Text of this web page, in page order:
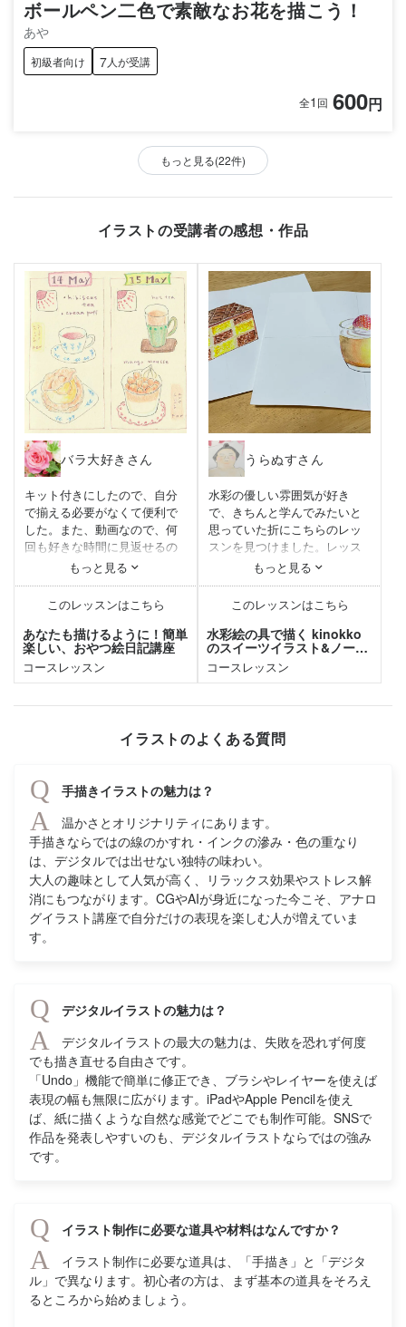
ボールペン二色で素敵なお花を描こう！
あや
初級者向け 7人が受講
全1 回 600円
もっと見る(22件)
イラストの受講者の感想・作品
バラ大好きさん
キット付きにしたので、自分
で揃える必要がなくて便利で
した。また、動画なので、何
回も好きな時間に見返せるの
がよかったです。
で、先生が直接絵をかいてい
るところを見れてうれしかっ
たです。困っていることをメ
ッセージで送ると、2日後ぐら
いにまでには返信があるの
で、すぐにアドバイスをいた
だけて、助かりました。一番
と直接メッセージのやりとり
もっと見る
このレッスンはこちら
あなたも描けるように！簡単
楽しい、おやつ絵日記講座
コースレッスン
うらぬすさん
水彩の優しい雰囲気が好き
で、きちんと学んでみたいと
思っていた折にこちらのレッ
スンを見つけました。レッス
ン動画もとても丁寧な解説
方から始めて頂きとても助か
りました。イラストの見本を
拝見して、こんな絵が描けた
ら素敵だなと思いつつ、細か
い絵が水彩で描けるのだろう
かと思っておりましたが、解
説通りに描いて完成させるこ
お相撲さんの応援イラストを
水彩でいい感じに描きたいと
が、色の作り方、水彩独特の
用が利くレッスン内容でし
た。
もっと見る
このレッスンはこちら
水彩絵の具で描く kinokko
のスイーツイラスト&ノート
講座
コースレッスン
イラストのよくある質問
Q 手描きイラストの魅力は？
A
温かさとオリジナリティにあります。
手描きならではの線のかすれ・インクの滲み・色の重なり
は、デジタルでは出せない独特の味わい。
大人の趣味として人気が高く、リラックス効果やストレス解
消にもつながります。CGやAIが身近になった今こそ、アナロ
グイラスト講座で自分だけの表現を楽しむ人が増えていま
す。
Q デジタルイラストの魅力は？
A
デジタルイラストの最大の魅力は、失敗を恐れず何度
でも描き直せる自由さです。
「Undo」機能で簡単に修正でき、ブラシやレイヤーを使えば
表現の幅も無限に広がります。iPadやApple Pencilを使え
ば、紙に描くような自然な感覚でどこでも制作可能。SNSで
作品を発表しやすいのも、デジタルイラストならではの強み
です。
Q イラスト制作に必要な道具や材料はなんですか？
A
イラスト制作に必要な道具は、「手描き」と「デジタ
ル」で異なります。初心者の方は、まず基本の道具をそろえ
るところから始めましょう。